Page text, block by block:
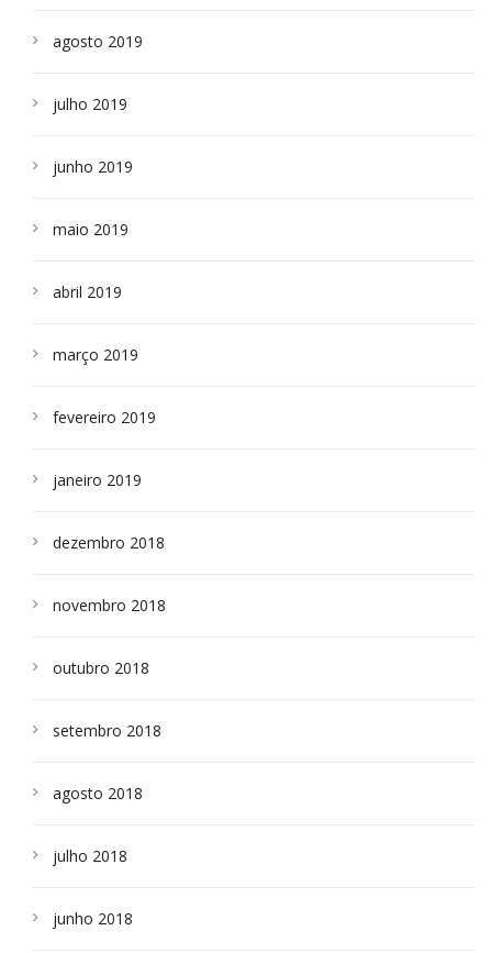
agosto 2019
julho 2019
junho 2019
maio 2019
abril 2019
março 2019
fevereiro 2019
janeiro 2019
dezembro 2018
novembro 2018
outubro 2018
setembro 2018
agosto 2018
julho 2018
junho 2018